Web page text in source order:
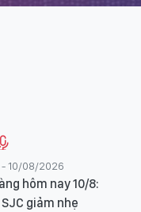
10/08/2026
hôm nay 10/8:
giảm nhẹ